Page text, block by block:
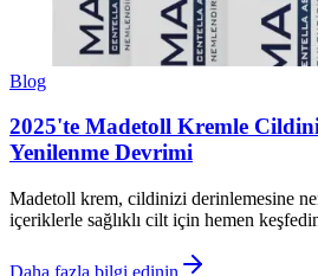
Blog
2025'te Madetoll Kremle
Yenilenme Devrimi
Madetoll krem, cildinizi derinlemesine
içeriklerle sağlıklı cilt için hemen
Daha fazla bilgi edinin